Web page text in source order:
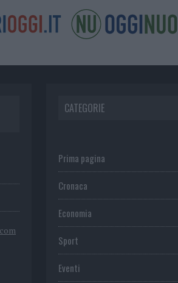
CATEGORIE
Prima pagina
Cronaca
Economia
Sport
Eventi